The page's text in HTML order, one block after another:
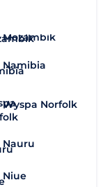
Mozambik
Namibia
Wyspa Norfolk
Nauru
Niue